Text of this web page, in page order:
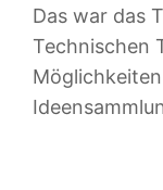
Das war das
Technischen